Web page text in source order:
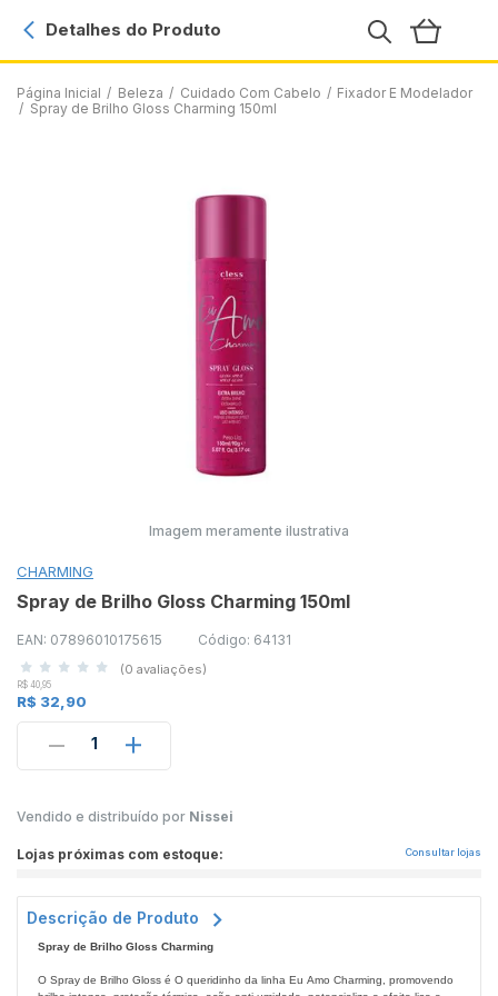
Página Inicial / Beleza / Cuidado Com Cabelo / Fixador E Modelador
/ Spray de Brilho Gloss Charming 150ml
Detalhes do Produto
Imagem meramente ilustrativa
CHARMING
Spray de Brilho Gloss Charming 150ml
EAN: 07896010175615 Código: 64131
(0 avaliações)
R$ 40,95
R$ 32,90
1
Vendido e distribuído por Nissei
Lojas próximas com estoque: Consultar lojas
Descrição de Produto
Spray de Brilho Gloss Charming
O Spray de Brilho Gloss é O queridinho da linha Eu Amo Charming, promovendo